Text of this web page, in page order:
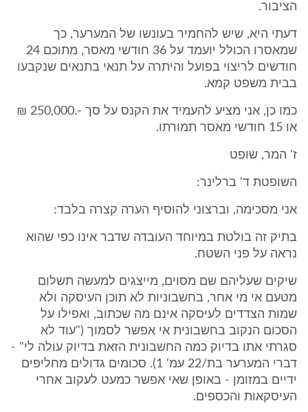
הציבור.
דעתי היא, שיש להחמיר בעונשו של המערער, כך
שמאסרו הכולל יועמד על 36 חודשי מאסר, מתוכם 24
חודשים לריצוי בפועל והיתרה על תנאי בתנאים שנקבעו
בבית משפט קמא.
כמו כן, אני מציע להעמיד את הקנס על סך -.250,000 ₪
או 15 חודשי מאסר תמורתו.
ז' המר, שופט
השופטת ד' ברלינר:
אני מסכימה, וברצוני להוסיף הערה קצרה בלבד:
בתיק זה בולטת במיוחד העובדה שדבר אינו כפי שהוא
נראה על פני השטח.
שיקים שעליהם שם מסוים, מייצגים למעשה תשלום
מטעם אי מי אחר, בחשבוניות לא תוכן העיסקה ולא
שמות הצדדים לעיסקה אינם מה שכתוב, ואפילו על
הסכום הנקוב בחשבונית אי אפשר לסמוך ("עוד לא
סגרתי אתו בדיוק כמה החשבונית הזאת בדיוק עולה לי" -
דברי המערער בת/22 עמ' 1). סכומים גדולים מחליפים
ידיים במזומן - באופן שאי אפשר כמעט לעקוב אחרי
העיסקאות והכספים.